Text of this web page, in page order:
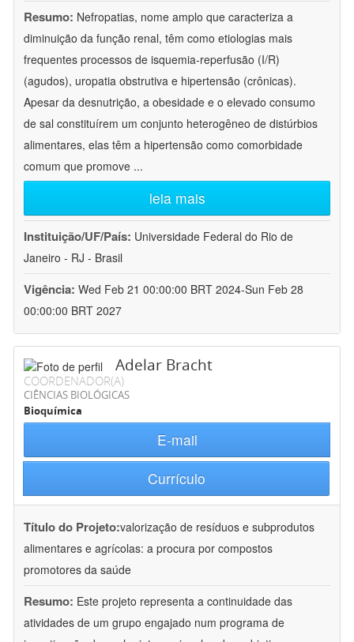
Resumo: Nefropatias, nome amplo que caracteriza a
diminuição da função renal, têm como etiologias mais
frequentes processos de isquemia-reperfusão (I/R)
(agudos), uropatia obstrutiva e hipertensão (crônicas).
Apesar da desnutrição, a obesidade e o elevado consumo
de sal constituírem um conjunto heterogêneo de distúrbios
alimentares, elas têm a hipertensão como comorbidade
comum que promove ...
leia mais
Instituição/UF/País: Universidade Federal do Rio de
Janeiro - RJ - Brasil
Vigência: Wed Feb 21 00:00:00 BRT 2024-Sun Feb 28
00:00:00 BRT 2027
Adelar Bracht
COORDENADOR(A)
CIÊNCIAS BIOLÓGICAS
Bioquímica
E-mail
Currículo
Título do Projeto:valorização de resíduos e subprodutos
alimentares e agrícolas: a procura por compostos
promotores da saúde
Resumo: Este projeto representa a continuidade das
atividades de um grupo engajado num programa de